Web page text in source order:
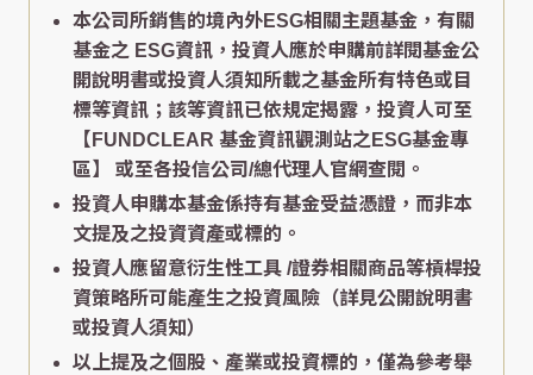
本公司所銷售的境內外ESG相關主題基金，有關
基金之 ESG資訊，投資人應於申購前詳閱基金公
開說明書或投資人須知所載之基金所有特色或目
標等資訊；該等資訊已依規定揭露，投資人可至
【FUNDCLEAR 基金資訊觀測站之ESG基金專
區】
或至各投信公司/總代理人官網查閱。
投資人申購本基金係持有基金受益憑證，而非本
文提及之投資資產或標的。
投資人應留意衍生性工具 /證券相關商品等槓桿投
資策略所可能產生之投資風險（詳見公開說明書
或投資人須知）
以上提及之個股、產業或投資標的，僅為參考舉